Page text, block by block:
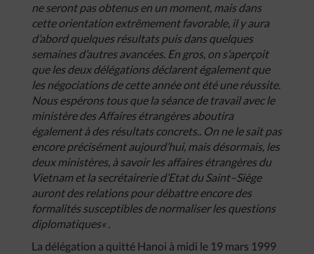
neserontpasobtenusen un moment, maisdans
cetteorientation extrêmement favorable, ilyaura
d’abordquelquesrésultatspuisdansquelques
semainesd’autresavancées. En gros, on s’aperçoit
que lesdeuxdélégationsdéclarentégalementque
lesnégociationsdecetteannéeontété uneréussite.
Nousespérons tousque laséancede travailavecle
ministèredesAffairesétrangèresaboutira
égalementàdesrésultatsconcrets.. On ne lesaitpas
encoreprécisémentaujourd’hui, maisdésormais, les
deuxministères, àsavoirlesaffairesétrangèresdu
Vietnamet lasecrétaireried’EtatduSaint–Siège
aurontdesrelationspourdébattreencoredes
formalitéssusceptiblesdenormaliserlesquestions
diplomatiques« .
La délégation a quitté Hanoi à midi le 19 mars 1999